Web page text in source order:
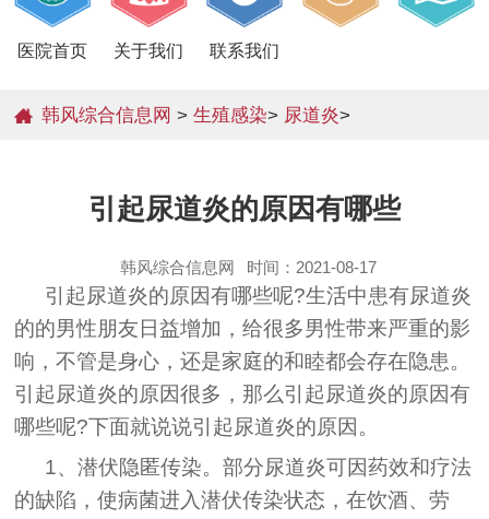
医院首页 关于我们 联系我们
韩风综合信息网 >生殖感染> 尿道炎>
引起尿道炎的原因有哪些
韩风综合信息网 时间：2021-08-17
引起尿道炎的原因有哪些呢?生活中患有尿道炎
的的男性朋友日益增加，给很多男性带来严重的影
响，不管是身心，还是家庭的和睦都会存在隐患。
引起尿道炎的原因很多，那么引起尿道炎的原因有
哪些呢?下面就说说引起尿道炎的原因。
1、潜伏隐匿传染。部分尿道炎可因药效和疗法
的缺陷，使病菌进入潜伏传染状态，在饮酒、劳